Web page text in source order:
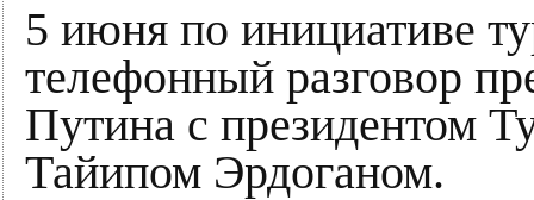
5 июня по инициативе
телефонный разговор
Путина с президентом
Тайипом Эрдоганом.